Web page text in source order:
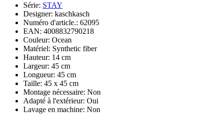
Série: STAY
Designer: kaschkasch
Numéro d'article.: 62095
EAN: 4008832790218
Couleur: Ocean
Matériel: Synthetic fiber
Hauteur: 14 cm
Largeur: 45 cm
Longueur: 45 cm
Taille: 45 x 45 cm
Montage nécessaire: Non
Adapté à l'extérieur: Oui
Lavage en machine: Non